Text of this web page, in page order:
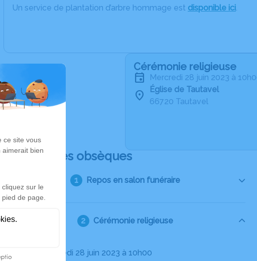
Un service de plantation d’arbre hommage est disponible ici.
Cérémonie religieuse
mercredi 28 juin 2023 à
Église de Tautavel
66720 Tautavel
Déroulé des obsèques
Repos en salon funéraire
Cérémonie religieuse
Le mercredi 28 juin 2023 à 10h00